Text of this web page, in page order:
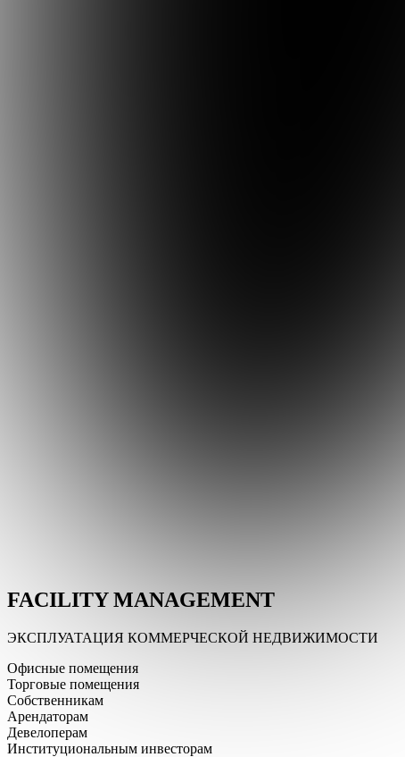
FACILITY MANAGEMENT
ЭКСПЛУАТАЦИЯ КОММЕРЧЕСКОЙ НЕДВИЖИМОСТИ
Офисные помещения
Торговые помещения
Собственникам
Арендаторам
Девелоперам
Институциональным инвесторам